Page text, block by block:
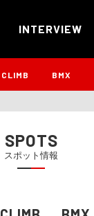
INTERVIEW
CLIMB BMX
SPOTS
スポット情報